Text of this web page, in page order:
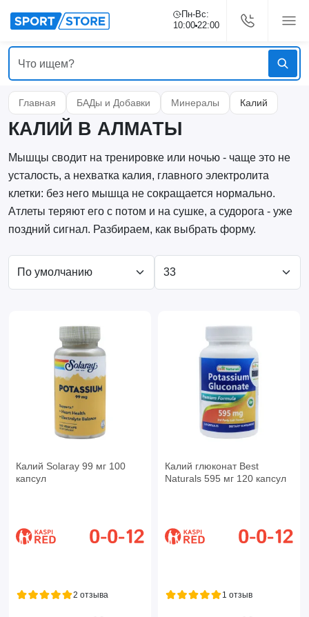
Пн-Вс:
10:00 22:00
Главная БАДы и Добавки Минералы Калий
КАЛИЙ В АЛМАТЫ
Мышцы сводит на тренировке или ночью - чаще это не
усталость, а нехватка калия, главного электролита
клетки: без него мышца не сокращается нормально.
Атлеты теряют его с потом и на сушке, а судорога - уже
поздний сигнал. Разбираем, как выбрать форму.
Калий Solaray 99 мг 100
капсул
2 отзыва
Калий глюконат Best
Naturals 595 мг 120 капсул
1 отзыв